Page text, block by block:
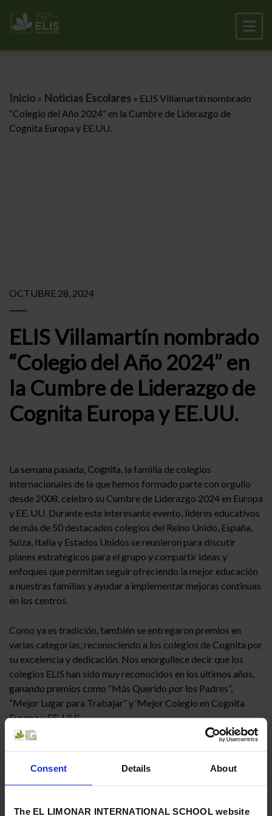
Consent Details About
The EL LIMONAR INTERNATIONAL SCHOOL website
Inicio » Noticias Escolares » ELIS Villamartín nombrado
“Colegio del Año 2024” en la Cumbre de Liderazgo de
Cognita Europa y EE.UU.
OCTUBRE 28, 2024
ELIS Villamartín nombrado
“Colegio del Año 2024” en
la Cumbre de Liderazgo de
Cognita Europa y EE.UU.
La semana pasada, Cognita, la familia de colegios
internacionales de la que hemos formado parte con orgullo
desde 2008, celebró su Cumbre de Liderazgo 2024 en Europa
y EE. UU. Durante este interesante evento, líderes educativos
de más de 50 destacados colegios del Reino Unido, España,
Suiza, Italia y Estados Unidos se reunieron para discutir
planes estratégicos para el grupo y compartir ideas y
enfoques que permitan seguir ofreciendo la mejor educación
a nuestras familias y ayudar a implementar mejoras continuas
en los centros.
Como ya es tradición, también se entregaron premios en
varias categorías, reconociendo a los colegios de Cognita por
su excelencia y dedicación. Nos enorgullece decir que los
colegios ELIS han sido muy reconocidos en los últimos años,
ganando premios como “Más Querido por los Padres”,
“Mejor Lugar para Trabajar” y ‘Mejor Colegio en Cognita
Europa y EE. UU.’.
una combinación de factores, incluyendo encuestas de Voz de